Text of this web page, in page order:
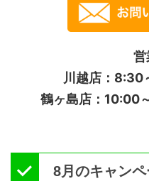
営
川越店：8:30
鶴ヶ島店：10:00
8月のキャンペ